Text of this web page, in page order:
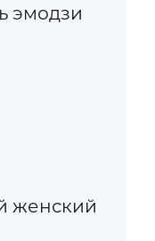
эмодзи
женский